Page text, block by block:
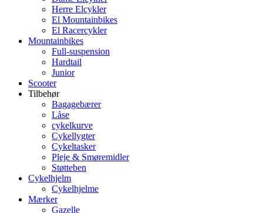
Herre Elcykler
El Mountainbikes
El Racercykler
Mountainbikes
Full-suspension
Hardtail
Junior
Scooter
Tilbehør
Bagagebærer
Låse
cykelkurve
Cykellygter
Cykeltasker
Pleje & Smøremidler
Støtteben
Cykelhjelm
Cykelhjelme
Mærker
Gazelle